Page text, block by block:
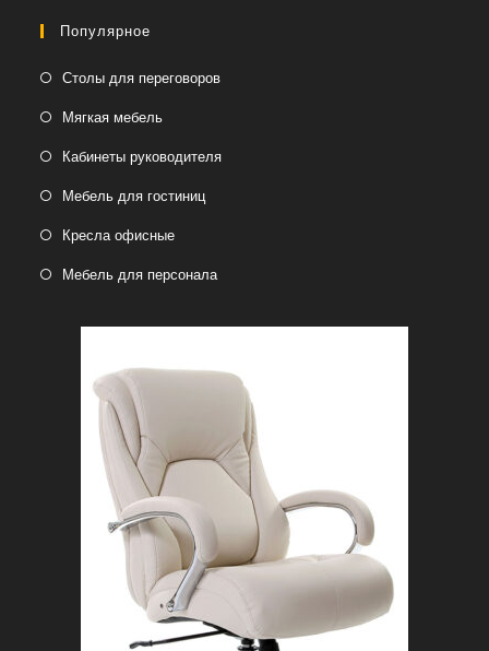
Популярное
Столы для переговоров
Мягкая мебель
Кабинеты руководителя
Мебель для гостиниц
Кресла офисные
Мебель для персонала